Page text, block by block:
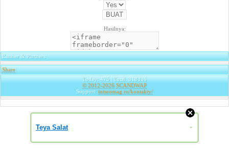
Hasilnya:
Banner & Partners
Share|
Today: 475 | Total: 318336
© 2012-2026 SCANDWAP
Support: intseomag.ru/kontakty/
Teya Salat »